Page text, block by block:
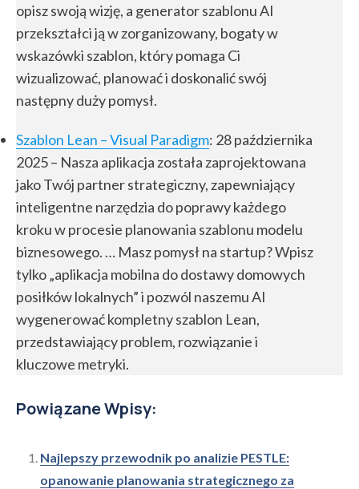
opisz swoją wizję, a generator szablonu AI
przekształci ją w zorganizowany, bogaty w
wskazówki szablon, który pomaga Ci
wizualizować, planować i doskonalić swój
następny duży pomysł.
Szablon Lean – Visual Paradigm: 28 października
2025 – Nasza aplikacja została zaprojektowana
jako Twój partner strategiczny, zapewniający
inteligentne narzędzia do poprawy każdego
kroku w procesie planowania szablonu modelu
biznesowego. … Masz pomysł na startup? Wpisz
tylko „aplikacja mobilna do dostawy domowych
posiłków lokalnych” i pozwól naszemu AI
wygenerować kompletny szablon Lean,
przedstawiający problem, rozwiązanie i
kluczowe metryki.
Powiązane Wpisy:
Najlepszy przewodnik po analizie PESTLE:
opanowanie planowania strategicznego za